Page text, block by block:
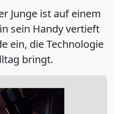
Junge ist auf einem
sein Handy vertieft
ein, die Technologie
bringt.